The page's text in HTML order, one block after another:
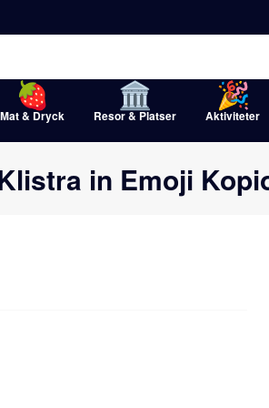
Mat & Dryck Resor & Platser Aktiviteter
in Emoji Kopior